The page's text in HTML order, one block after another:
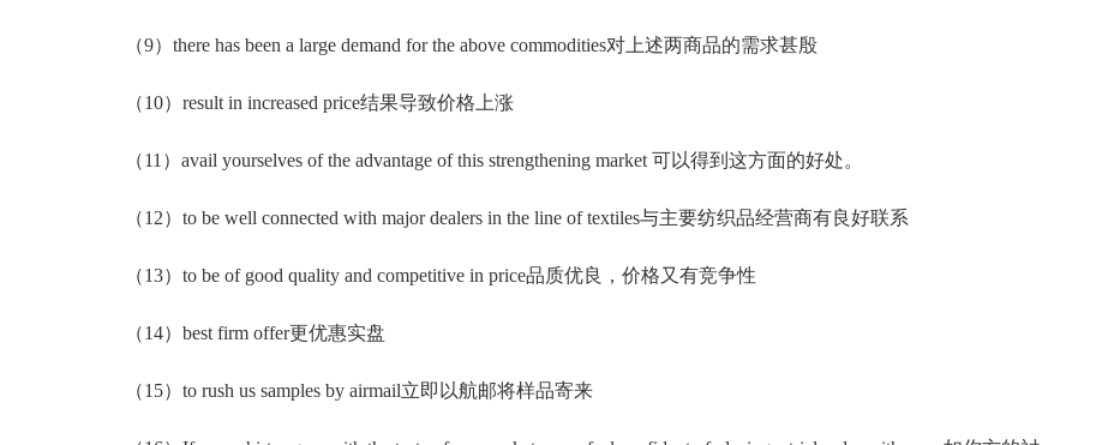
（9）there has been a large demand for the above commodities对上述两商品的需求甚殷
（10）result in increased price结果导致价格上涨
（11）avail yourselves of the advantage of this strengthening market 可以得到这方面的好处。
（12）to be well connected with major dealers in the line of textiles与主要纺织品经营商有良好联系
（13）to be of good quality and competitive in price品质优良，价格又有竞争性
（14）best firm offer更优惠实盘
（15）to rush us samples by airmail立即以航邮将样品寄来